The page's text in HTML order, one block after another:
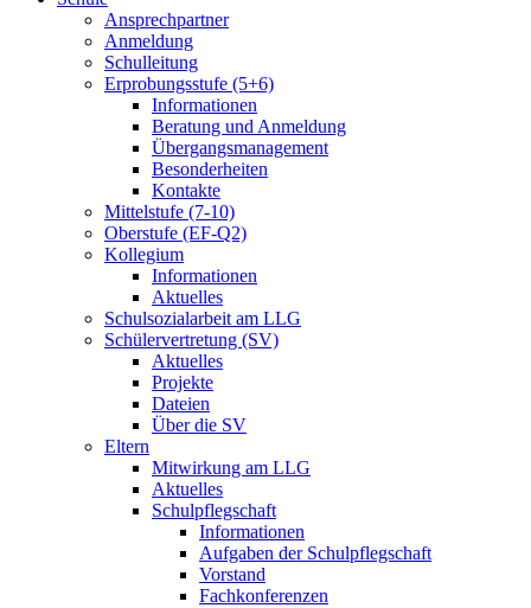
Ansprechpartner
Anmeldung
Schulleitung
Erprobungsstufe (5+6)
Informationen
Beratung und Anmeldung
Übergangsmanagement
Besonderheiten
Kontakte
Mittelstufe (7-10)
Oberstufe (EF-Q2)
Kollegium
Informationen
Aktuelles
Schulsozialarbeit am LLG
Schülervertretung (SV)
Aktuelles
Projekte
Dateien
Über die SV
Eltern
Mitwirkung am LLG
Aktuelles
Schulpflegschaft
Informationen
Aufgaben der Schulpflegschaft
Vorstand
Fachkonferenzen